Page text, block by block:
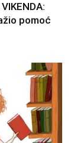
pomoć